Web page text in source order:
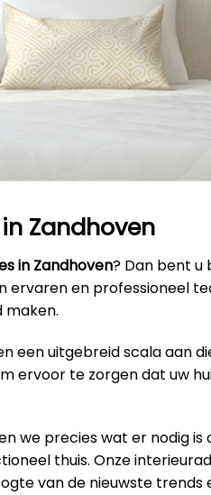
Zandhoven
in Zandhoven? Dan bent u
ervaren en professioneel
maken.
een uitgebreid scala aan
ervoor te zorgen dat uw
we precies wat er nodig is
thuis. Onze
van de nieuwste trends